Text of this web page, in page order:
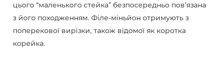
цього “маленького стейка” безпосередньо пов’язана
з його походженням. Філе-міньйон отримують з
поперекової вирізки, також відомої як коротка
корейка.